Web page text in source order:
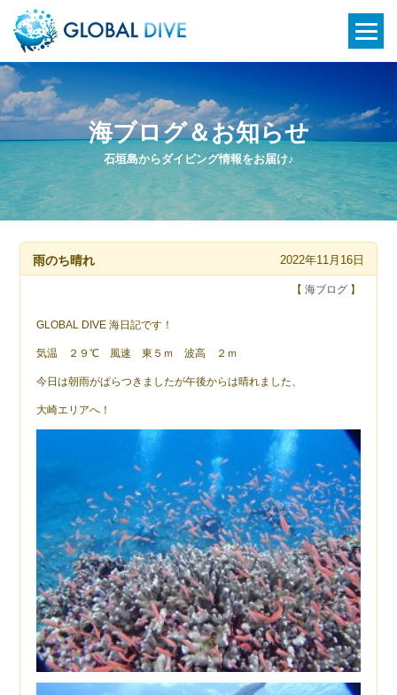
石垣島からダイビング情報をお届け♪
海ブログ＆お知らせ
雨のち晴れ 2022年11月16日
【 海ブログ】
GLOBAL DIVE 海日記です！
気温 ２９℃ 風速 東５ｍ 波高 ２ｍ
今日は朝雨がぱらつきましたが午後からは晴れました、
大崎エリアへ！